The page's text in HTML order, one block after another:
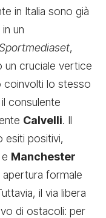
in Italia sono già
un
,
un cruciale vertice
coinvolti lo stesso
il consulente
Calvelli. Il
esiti positivi,
e Manchester
apertura formale
il via libera
di ostacoli: per